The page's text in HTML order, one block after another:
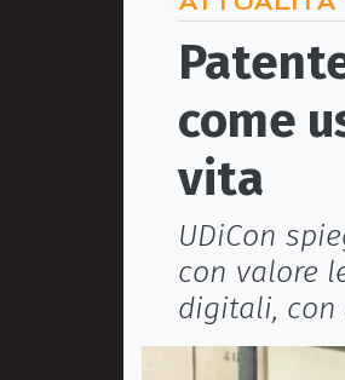
come
vita
UDiCon
con valore
digitali, con